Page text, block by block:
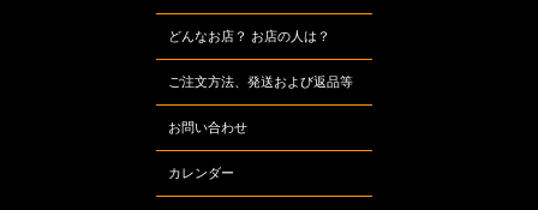
どんなお店？ お店の人は？
ご注文方法、発送および返品等
お問い合わせ
カレンダー